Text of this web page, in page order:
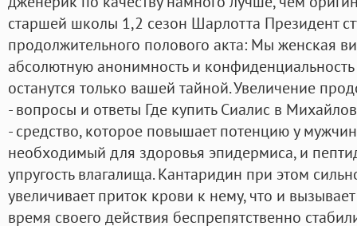
старшей школы 1,2 сезон Шарлотта Президент
продолжительного полового акта: Мы женская
абсолютную анонимность и
останутся только вашей тайной. Увеличение
- вопросы и ответы Где купить Сиалис в
- средство, которое повышает потенцию у
необходимый для здоровья эпидермиса, и
упругость влагалища. Кантаридин при этом
увеличивает приток крови к нему, что и
время своего действия беспрепятственно